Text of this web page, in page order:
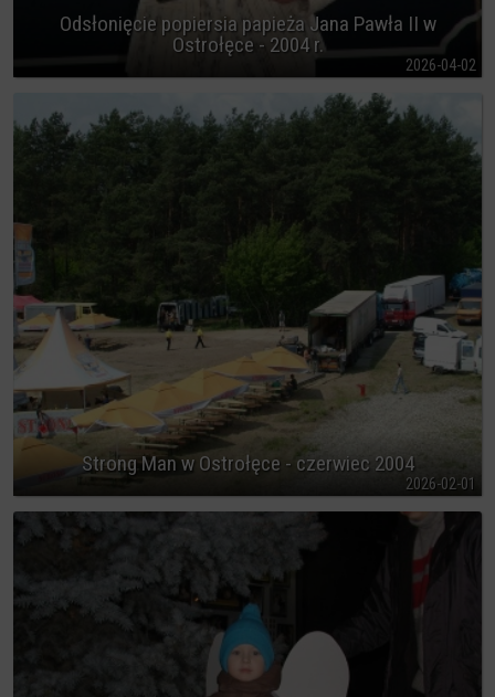
Odsłonięcie popiersia papieża Jana Pawła II w
Ostrołęce - 2004 r.
2026-04-02
Strong Man w Ostrołęce - czerwiec 2004
2026-02-01